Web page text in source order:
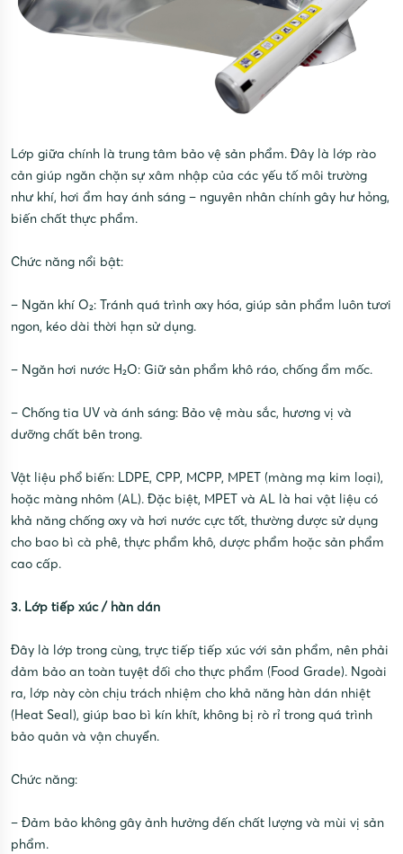
Lớp giữa chính là trung tâm bảo vệ sản phẩm. Đây là lớp rào
cản giúp ngăn chặn sự xâm nhập của các yếu tố môi trường
như khí, hơi ẩm hay ánh sáng – nguyên nhân chính gây hư hỏng,
biến chất thực phẩm.
Chức năng nổi bật:
– Ngăn khí O₂: Tránh quá trình oxy hóa, giúp sản phẩm luôn tươi
ngon, kéo dài thời hạn sử dụng.
– Ngăn hơi nước H₂O: Giữ sản phẩm khô ráo, chống ẩm mốc.
– Chống tia UV và ánh sáng: Bảo vệ màu sắc, hương vị và
dưỡng chất bên trong.
Vật liệu phổ biến: LDPE, CPP, MCPP, MPET (màng mạ kim loại),
hoặc màng nhôm (AL). Đặc biệt, MPET và AL là hai vật liệu có
khả năng chống oxy và hơi nước cực tốt, thường được sử dụng
cho bao bì cà phê, thực phẩm khô, dược phẩm hoặc sản phẩm
cao cấp.
3. Lớp tiếp xúc / hàn dán
Đây là lớp trong cùng, trực tiếp tiếp xúc với sản phẩm, nên phải
đảm bảo an toàn tuyệt đối cho thực phẩm (Food Grade). Ngoài
ra, lớp này còn chịu trách nhiệm cho khả năng hàn dán nhiệt
(Heat Seal), giúp bao bì kín khít, không bị rò rỉ trong quá trình
bảo quản và vận chuyển.
Chức năng:
– Đảm bảo không gây ảnh hưởng đến chất lượng và mùi vị sản
phẩm.